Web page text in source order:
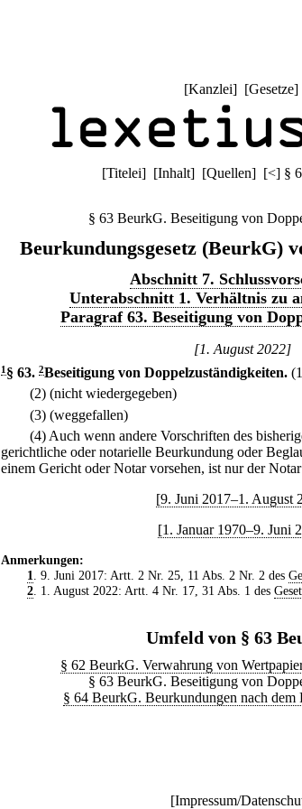
[Kanzlei] [Gesetze]
[Titelei] [Inhalt] [Quellen] [<] §
§ 63 BeurkG. Beseitigung von
Beurkundungsgesetz (BeurkG)
Abschnitt 7.
Unterabschnitt 1. Verhältnis zu
Paragraf 63. Beseitigung von
[1. August 2022]
1 § 63. 2Beseitigung von Doppelzuständigkeiten.
(2) (nicht wiedergegeben)
(3) (weggefallen)
(4) Auch wenn andere Vorschriften des
gerichtliche oder notarielle Beurkundung oder
einem Gericht oder Notar vorsehen, ist nur der
[9. Juni 2017–1. August
[1. Januar 1970–9. Juni
Anmerkungen:
1
. 9. Juni 2017: Artt. 2 Nr. 25, 11 Abs. 2 Nr. 2 des
2. 1. August 2022: Artt. 4 Nr. 17, 31 Abs. 1 des
Umfeld von § 63
§ 62 BeurkG. Verwahrung von
§ 63 BeurkG. Beseitigung von
§ 64 BeurkG. Beurkundungen nach dem
[Impressum/